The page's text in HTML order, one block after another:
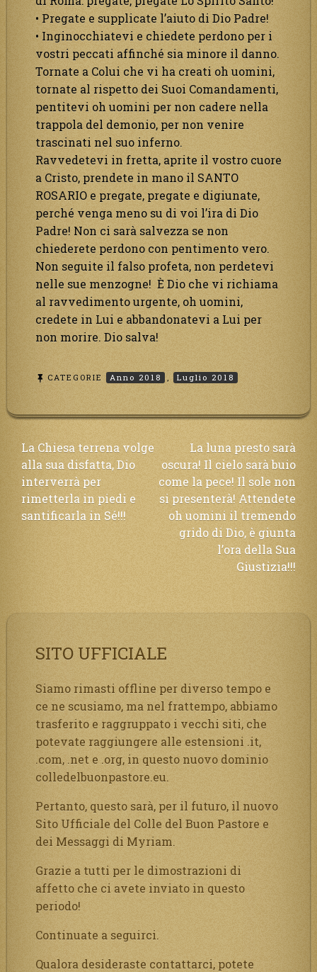
• Pregate e supplicate l’aiuto di Dio Padre!
• Inginocchiatevi e chiedete perdono per i
vostri peccati affinché sia minore il danno.
Tornate a Colui che vi ha creati oh uomini,
tornate al rispetto dei Suoi Comandamenti,
pentitevi oh uomini per non cadere nella
trappola del demonio, per non venire
trascinati nel suo inferno.
Ravvedetevi in fretta, aprite il vostro cuore
a Cristo, prendete in mano il SANTO
ROSARIO e pregate, pregate e digiunate,
perché venga meno su di voi l’ira di Dio
Padre! Non ci sarà salvezza se non
chiederete perdono con pentimento vero.
Non seguite il falso profeta, non perdetevi
nelle sue menzogne! È Dio che vi richiama
al ravvedimento urgente, oh uomini,
credete in Lui e abbandonatevi a Lui per
non morire. Dio salva!
CATEGORIE Anno 2018 , Luglio 2018
Navigazione
articoli
La Chiesa terrena volge
alla sua disfatta, Dio
interverrà per
rimetterla in piedi e
santificarla in Sé!!!
La luna presto sarà
oscura! Il cielo sarà buio
come la pece! Il sole non
si presenterà! Attendete
oh uomini il tremendo
grido di Dio, è giunta
l’ora della Sua
Giustizia!!!
SITO UFFICIALE
Siamo rimasti offline per diverso tempo e
ce ne scusiamo, ma nel frattempo, abbiamo
trasferito e raggruppato i vecchi siti, che
potevate raggiungere alle estensioni .it,
.com, .net e .org, in questo nuovo dominio
colledelbuonpastore.eu.
Pertanto, questo sarà, per il futuro, il nuovo
Sito Ufficiale del Colle del Buon Pastore e
dei Messaggi di Myriam.
Grazie a tutti per le dimostrazioni di
affetto che ci avete inviato in questo
periodo!
Continuate a seguirci.
Qualora desideraste contattarci, potete